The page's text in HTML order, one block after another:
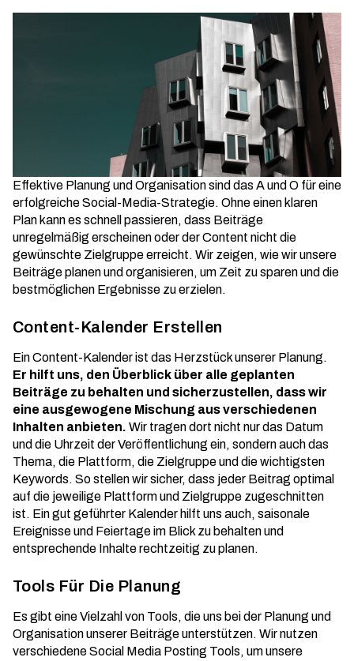
Effektive Planung und Organisation sind das A und O für eine
erfolgreiche Social-Media-Strategie. Ohne einen klaren
Plan kann es schnell passieren, dass Beiträge
unregelmäßig erscheinen oder der Content nicht die
gewünschte Zielgruppe erreicht. Wir zeigen, wie wir unsere
Beiträge planen und organisieren, um Zeit zu sparen und die
bestmöglichen Ergebnisse zu erzielen.
Content-Kalender Erstellen
EinContent-Kalenderist das Herzstück unserer Planung.
Er hilft uns, den Überblick über alle geplanten
Beiträge zu behalten und sicherzustellen, dass wir
eine ausgewogene Mischung aus verschiedenen
Inhalten anbieten. Wir tragen dort nicht nur das Datum
und die Uhrzeit der Veröffentlichung ein, sondern auch das
Thema, die Plattform, die Zielgruppe und die wichtigsten
Keywords. So stellen wir sicher, dass jeder Beitrag optimal
auf die jeweilige Plattform und Zielgruppe zugeschnitten
ist. Ein gut geführter Kalender hilft uns auch, saisonale
Ereignisse und Feiertage im Blick zu behalten und
entsprechende Inhalte rechtzeitig zu planen.
Tools Für Die Planung
Es gibt eine Vielzahl von Tools, die uns bei der Planung und
Organisation unserer Beiträge unterstützen. Wir nutzen
verschiedeneSocial Media Posting Tools, um unsere